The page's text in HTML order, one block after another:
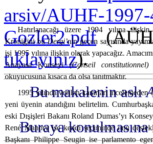
arsiv/AUHF-
Gozler2.pdf
tıklayınız).
Bu makalenin aslı
Buraya
Hatırlanacağı üzere 1994 yılına
Kroniğini buDergi’nin geçen sayısında
işi 1995 yılına ilişkin olarak yapacağız.
Anayasa Konseyi(Conseil constitutionnel)
okuyucusuna kısaca da olsa tanıtmaktır.
1995 yılında verilen kararları
yeni üyenin atandığını belirtelim.
eski Dışişleri Bakanı Roland Dumas’yı
René Manory ise kendi seçiminde onu
Başkanı Philippe Seugin ise parlamento